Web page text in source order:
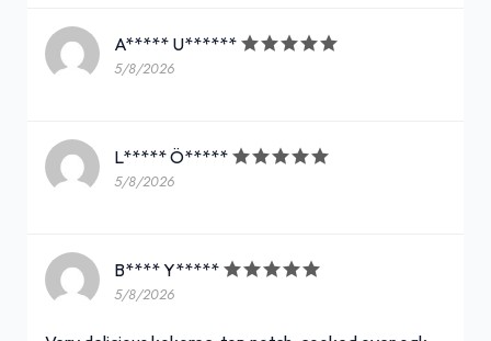
A***** U******
5/8/2026
L***** Ö*****
5/8/2026
B**** Y*****
5/8/2026